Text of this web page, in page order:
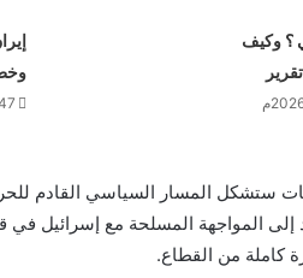
؟ وكيف
23-
ستشكل المسار السياسي القادم
المواجهة المسلحة مع إسرائيل في
كاملة من القطاع.